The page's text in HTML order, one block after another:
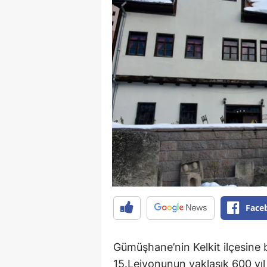
Gümüşhane’nin Kelkit ilçesine
15.Lejyonunun yaklaşık 600